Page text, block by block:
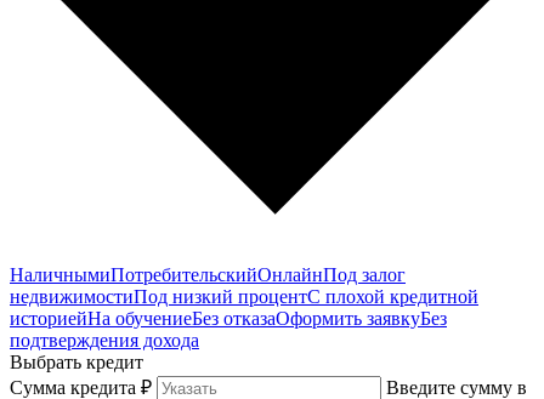
НаличнымиПотребительскийОнлайнПод залог
недвижимостиПод низкий процентС плохой кредитной
историейНа обучениеБез отказаОформить заявкуБез
подтверждения дохода
Выбрать кредит
Сумма кредита ₽
Введите сумму в